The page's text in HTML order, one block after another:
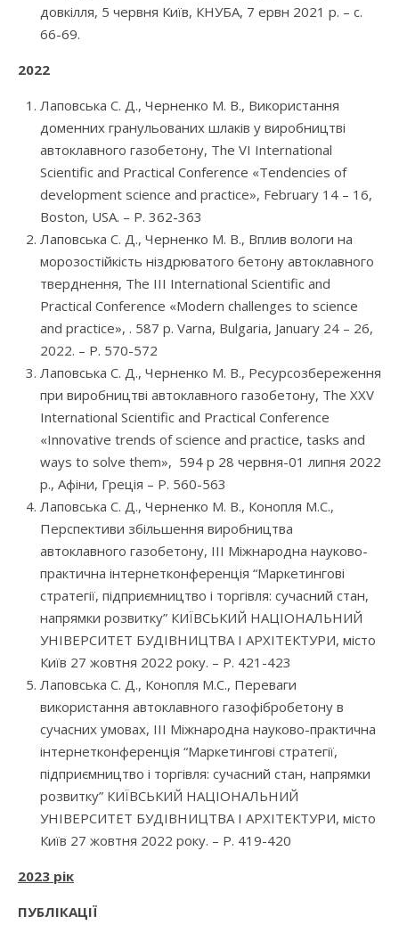
довкілля, 5 червня Київ, КНУБА, 7 ервн 2021 р. – с.
66-69.
2022
Лаповська С. Д., Черненко М. В., Використання
доменних гранульованих шлаків у виробництві
автоклавного газобетону, The VI International
Scientific and Practical Conference «Tendencies of
development science and practice», February 14 – 16,
Boston, USA. – P. 362-363
Лаповська С. Д., Черненко М. В., Вплив вологи на
морозостійкість ніздрюватого бетону автоклавного
тверднення, The ІІІ International Scientific and
Practical Conference «Modern challenges to science
and practice», . 587 p. Varna, Bulgaria, January 24 – 26,
2022. – P. 570-572
Лаповська С. Д., Черненко М. В., Ресурсозбереження
при виробництві автоклавного газобетону, The ХХV
International Scientific and Practical Conference
«Innovative trends of science and practice, tasks and
ways to solve them», 594 p 28 червня-01 липня 2022
р., Афіни, Греція – P. 560-563
Лаповська С. Д., Черненко М. В., Конопля М.С.,
Перспективи збільшення виробництва
автоклавного газобетону, ІІІ Міжнародна науково-
практична інтернетконференція “Маркетингові
стратегії, підприємництво і торгівля: сучасний стан,
напрямки розвитку” КИЇВСЬКИЙ НАЦІОНАЛЬНИЙ
УНІВЕРСИТЕТ БУДІВНИЦТВА І АРХІТЕКТУРИ, місто
Київ 27 жовтня 2022 року. – P. 421-423
Лаповська С. Д., Конопля М.С., Переваги
використання автоклавного газофібробетону в
сучасних умовах, ІІІ Міжнародна науково-практична
інтернетконференція “Маркетингові стратегії,
підприємництво і торгівля: сучасний стан, напрямки
розвитку” КИЇВСЬКИЙ НАЦІОНАЛЬНИЙ
УНІВЕРСИТЕТ БУДІВНИЦТВА І АРХІТЕКТУРИ, місто
Київ 27 жовтня 2022 року. – P. 419-420
2023 рік
ПУБЛІКАЦІЇ